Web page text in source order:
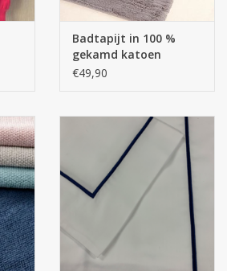
Badtapijt in 100 %
gekamd katoen
€49,90